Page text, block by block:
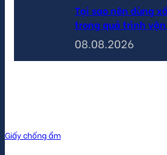
Tại sao nên dùng
trong quá trình
08.08.2026
Giấy chống ẩm